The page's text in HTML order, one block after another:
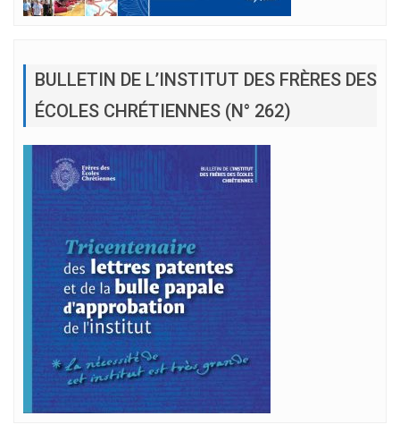
BULLETIN DE L’INSTITUT DES FRÈRES DES
ÉCOLES CHRÉTIENNES (N° 262)